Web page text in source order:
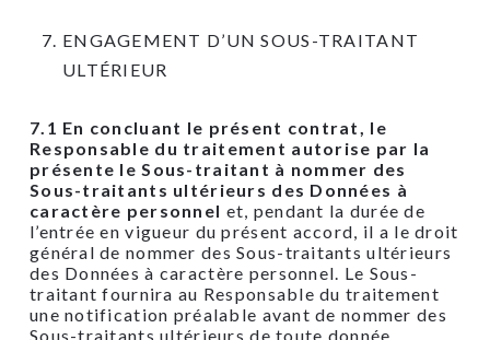
ENGAGEMENT D’UN SOUS-TRAITANT
ULTÉRIEUR
7.1 En concluant le présent contrat, le
Responsable du traitement autorise par la
présente le Sous-traitant à nommer des
Sous-traitants ultérieurs des Données à
caractère personnel et, pendant la durée de
l’entrée en vigueur du présent accord, il a le droit
général de nommer des Sous-traitants ultérieurs
des Données à caractère personnel. Le Sous-
traitant fournira au Responsable du traitement
une notification préalable avant de nommer des
Sous-traitants ultérieurs de toute donnée